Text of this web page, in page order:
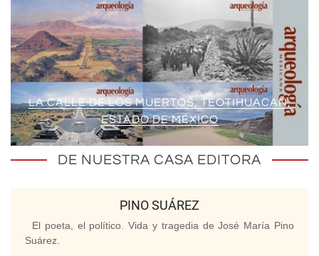
LA CALLE DE LOS MUERTOS, TEOTIHUACAN,
ESTADO DE MÉXICO
DE NUESTRA CASA EDITORA
PINO SUÁREZ
El poeta, el político. Vida y tragedia de José María Pino
Suárez.